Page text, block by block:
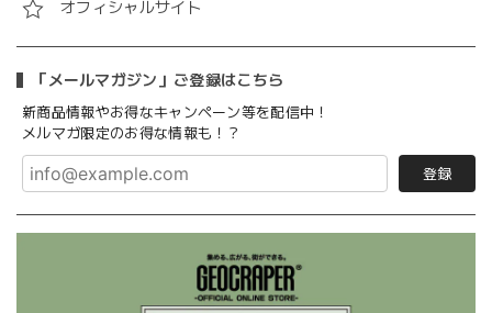
オフィシャルサイト
「メールマガジン」ご登録はこちら
新商品情報やお得なキャンペーン等を配信中！
メルマガ限定のお得な情報も！？
登録